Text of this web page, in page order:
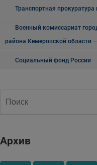
Транспортная
Военный комиссариат
района Кемеровской области
Социальный фонд России
Архив